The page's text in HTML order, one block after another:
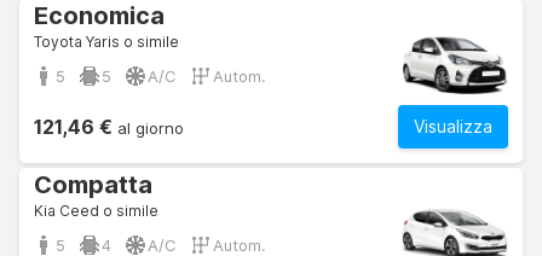
Economica
Toyota Yaris o simile
5 5 A/C Autom.
Visualizza
121,46 € al giorno
Compatta
Kia Ceed o simile
5 4 A/C Autom.